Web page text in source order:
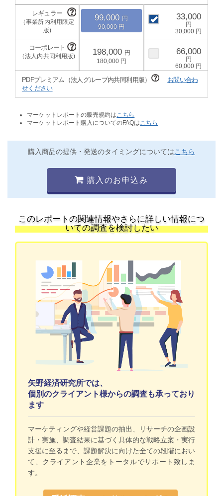
99,000
90,000
33,000
30,000
198,000
180,000
66,000
60,000
PDFプレミアム（法人グループ内共同利用版）
お問い合わ
せください
マーケットレポートの販売規約は こちら
マーケットレポート購入についてのFAQは こちら
購入商品の提供・発送のタイミングについてはこちら
購入のお申込み
このレポートの関連情報やさらに詳しい情報につ
いての調査を検討したい
矢野経済研究所では、
個別のクライアント様からの調査も承っており
ます
マーケティングや経営課題の抽出、リサーチの企画設
計・実施、調査結果に基づく具体的な戦略立案・実行
支援に至るまで、課題解決に向けた全ての段階におい
て、クライアント企業をトータルでサポート致しま
す。